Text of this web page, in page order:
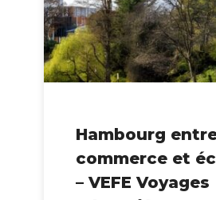
Hambourg
commerce et
– VEFE Voyages